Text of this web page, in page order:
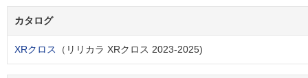
カタログ
XRクロス （リリカラ XRクロス 2023-2025)